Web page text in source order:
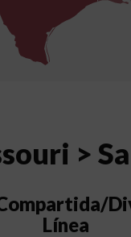
>
Línea